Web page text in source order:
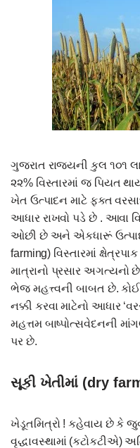
ગુજરાત રાજ્યની કુલ ૧૦૧
૨૨% વિસ્તારમાં જ પિયત
ખેત ઉત્પાદન માટે ફક્ત
આધાર રાખવો પડે છે . આવા
ઓછી છે અને એકધારૂં
farming) વિસ્તારમાં
માત્રાનો પ્રસાર અગત્યનો
ભેજ મહત્ત્વની બાબત છે.
નક્કી કરવા માટેનો આધાર
મહત્તમ બાષ્પોત્સવેદનની
પર છે.
સૂકી ખેતીમાં (dry
ખેડૂતમિત્રો ! કહેવાય છે કે
વૃદ્ધાવસ્થામાં (કટોકટીએ)